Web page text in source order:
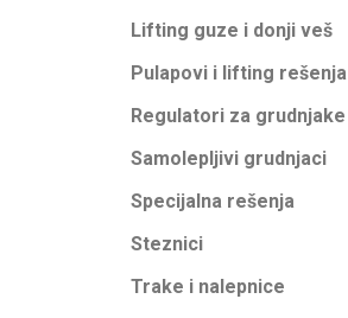
Lifting guze i donji veš
Pulapovi i lifting rešenja
Regulatori za grudnjake
Samolepljivi grudnjaci
Specijalna rešenja
Steznici
Trake i nalepnice